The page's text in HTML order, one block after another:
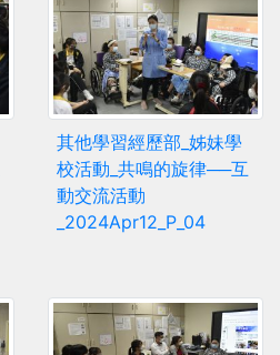
其他學習經歷部_姊妹學
校活動_共鳴的旋律──互
動交流活動
_2024Apr12_P_04